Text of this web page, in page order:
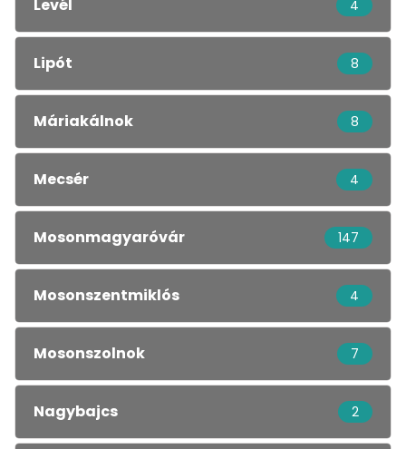
Levél 4
Lipót 8
Máriakálnok 8
Mecsér 4
Mosonmagyaróvár 147
Mosonszentmiklós 4
Mosonszolnok 7
Nagybajcs 2